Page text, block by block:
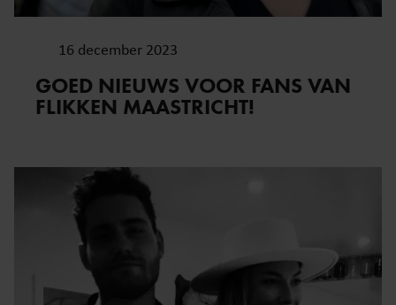
16 december 2023
GOED NIEUWS VOOR FANS VAN
FLIKKEN MAASTRICHT!